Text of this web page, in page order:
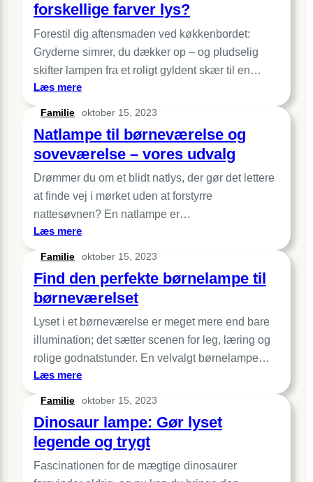
forskellige farver lys?
Forestil dig aftensmaden ved køkkenbordet:
Gryderne simrer, du dækker op – og pludselig
skifter lampen fra et roligt gyldent skær til en…
Læs mere:
jeg
få
børnelampe
med
forskellige
farver
Familie oktober 15, 2023
Natlampe til børneværelse og
soveværelse – vores udvalg
Drømmer du om et blidt natlys, der gør det lettere
at finde vej i mørket uden at forstyrre
nattesøvnen? En natlampe er…
Læs mere:
til
børneværelse
soveværelse
–
vores
udvalg
Familie oktober 15, 2023
Find den perfekte børnelampe til
børneværelset
Lyset i et børneværelse er meget mere end bare
illumination; det sætter scenen for leg, læring og
rolige godnatstunder. En velvalgt børnelampe…
Læs mere:
den
perfekte
børnelampe
til
børneværelset
Familie oktober 15, 2023
Dinosaur lampe: Gør lyset
legende og trygt
Fascinationen for de mægtige dinosaurer